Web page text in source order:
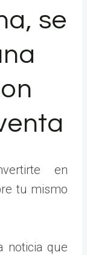
se
en
tu mismo
noticia que